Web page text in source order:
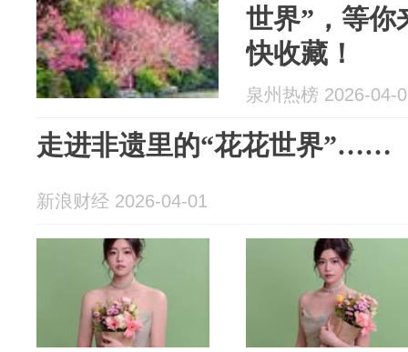
世界”，等你
快收藏！
泉州热榜 2026-04-
走进非遗里的“花花世界”……
新浪财经 2026-04-01